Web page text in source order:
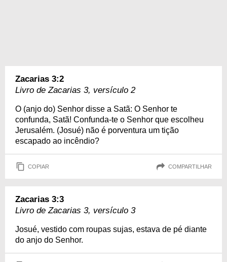
Zacarias 3:2
Livro de Zacarias 3, versículo 2
O (anjo do) Senhor disse a Satã: O Senhor te
confunda, Satã! Confunda-te o Senhor que escolheu
Jerusalém. (Josué) não é porventura um tição
escapado ao incêndio?
COPIAR COMPARTILHAR
Zacarias 3:3
Livro de Zacarias 3, versículo 3
Josué, vestido com roupas sujas, estava de pé diante
do anjo do Senhor.